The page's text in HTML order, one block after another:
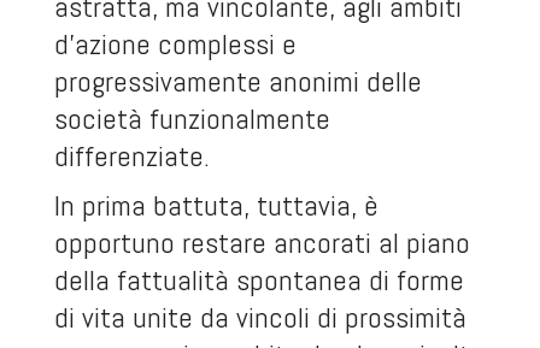
d’azione complessi e
progressivamente anonimi delle
società funzionalmente
differenziate.
In prima battuta, tuttavia, è
opportuno restare ancorati al piano
della fattualità spontanea di forme
di vita unite da vincoli di prossimità